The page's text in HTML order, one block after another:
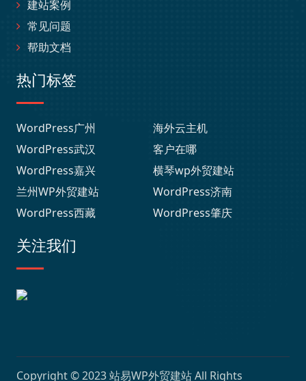
建站案例
常见问题
帮助文档
热门标签
WordPress广州
海外云主机
WordPress武汉
客户在哪
WordPress嘉兴
横琴wp外贸建站
兰州WP外贸建站
WordPress济南
WordPress西藏
WordPress肇庆
关注我们
Copyright © 2023站易WP外贸建站All Rights